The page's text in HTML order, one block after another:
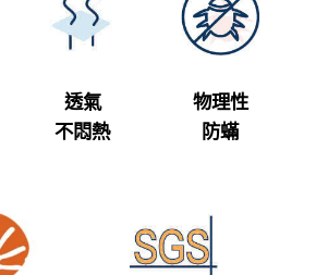
透氣
不悶熱
物理性
防蟎